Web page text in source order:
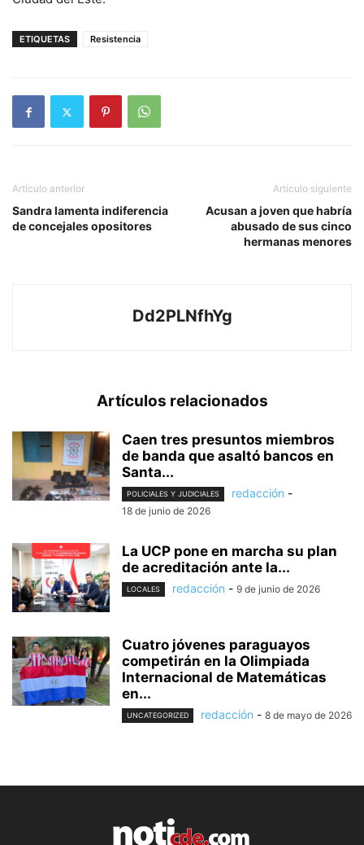
ETIQUETAS Resistencia
Artículo anterior
Sandra lamenta indiferencia
de concejales opositores
Artículo siguiente
Acusan a joven que habría
abusado de sus cinco
hermanas menores
Dd2PLNfhYg
Artículos relacionados
Caen tres presuntos miembros
de banda que asaltó bancos en
Santa...
POLICIALES Y JUDICIALES redacción -
18 de junio de 2026
La UCP pone en marcha su plan
de acreditación ante la...
LOCALES redacción - 9 de junio de 2026
Cuatro jóvenes paraguayos
competirán en la Olimpiada
Internacional de Matemáticas
en...
UNCATEGORIZED redacción - 8 de mayo de 2026